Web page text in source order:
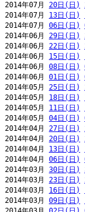
2014年07月 20日(日)
2014年07月 13日(日)
2014年07月 06日(日)
2014年06月 29日(日)
2014年06月 22日(日)
2014年06月 15日(日)
2014年06月 08日(日)
2014年06月 01日(日)
2014年05月 25日(日)
2014年05月 18日(日)
2014年05月 11日(日)
2014年05月 04日(日)
2014年04月 27日(日)
2014年04月 20日(日)
2014年04月 13日(日)
2014年04月 06日(日)
2014年03月 30日(日)
2014年03月 23日(日)
2014年03月 16日(日)
2014年03月 09日(日)